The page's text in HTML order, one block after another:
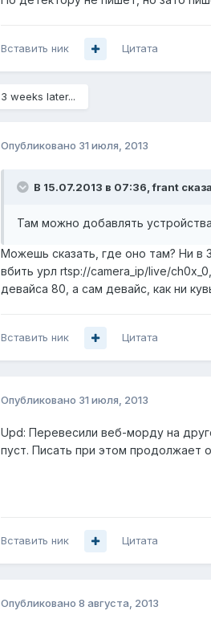
Вставить ник Цитата
3 weeks later...
Опубликовано 31 июля, 2013
В 15.07.2013 в 07:36, frant
Там можно добавлять
Можешь сказать, где оно там? Ни в
вбить урл rtsp://camera_ip/live/
девайса 80, а сам девайс, как ни
Вставить ник Цитата
Опубликовано 31 июля, 2013
Upd: Перевесили веб-морду на
пуст. Писать при этом продолжает
Вставить ник Цитата
Опубликовано 8 августа, 2013